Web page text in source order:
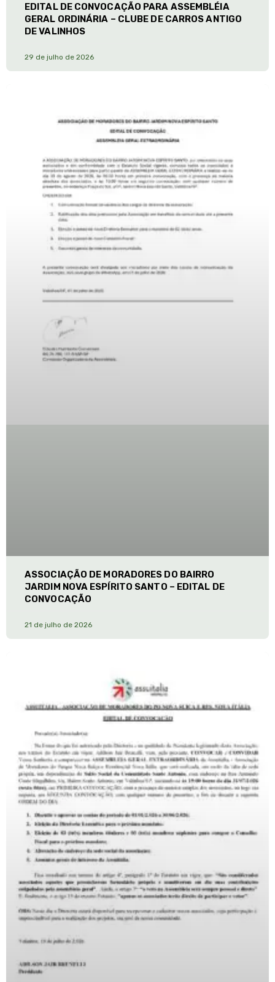
EDITAL DE CONVOCAÇÃO PARA ASSEMBLÉIA
GERAL ORDINÁRIA – CLUBE DE CARROS ANTIGO
DE VALINHOS
29 de julho de 2026
ASSOCIAÇÃO DE MORADORES DO BAIRRO
JARDIM NOVA ESPÍRITO SANTO – EDITAL DE
CONVOCAÇÃO
21 de julho de 2026